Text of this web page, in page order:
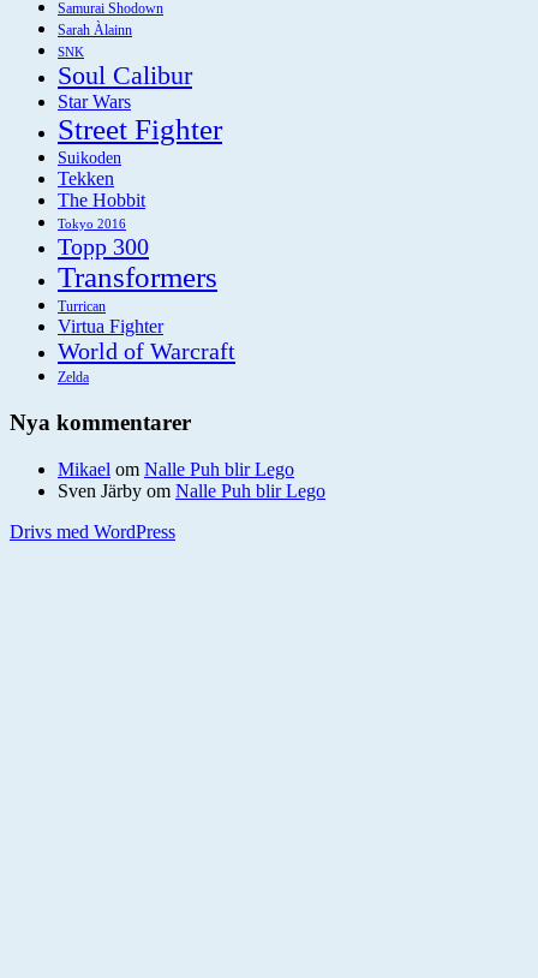
Samurai Shodown
Sarah Àlainn
SNK
Soul Calibur
Star Wars
Street Fighter
Suikoden
Tekken
The Hobbit
Tokyo 2016
Topp 300
Transformers
Turrican
Virtua Fighter
World of Warcraft
Zelda
Nya kommentarer
Mikael om Nalle Puh blir Lego
Sven Järby om Nalle Puh blir Lego
Drivs med WordPress